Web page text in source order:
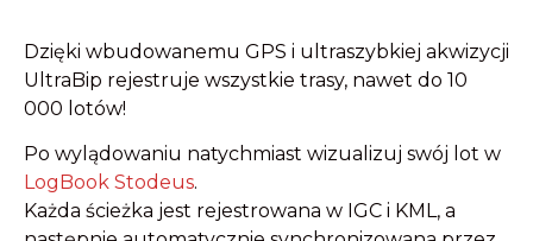
Dzięki wbudowanemu GPS i ultraszybkiej akwizycji
UltraBip rejestruje wszystkie trasy, nawet do 10
000 lotów!
Po wylądowaniu natychmiast wizualizuj swój lot w
LogBook Stodeus.
Każda ścieżka jest rejestrowana w IGC i KML, a